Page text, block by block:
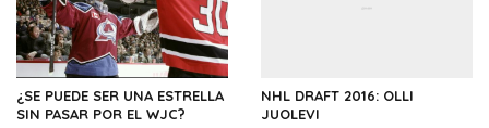
¿SE PUEDE SER UNA ESTRELLA
SIN PASAR POR EL WJC?
NHL DRAFT 2016: OLLI
JUOLEVI